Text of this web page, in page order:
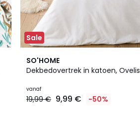
Sale
SO'HOME
Dekbedovertrek in katoen, Ovelis
vanaf
19,99 € 9,99 € -50%
4,3
/ 5